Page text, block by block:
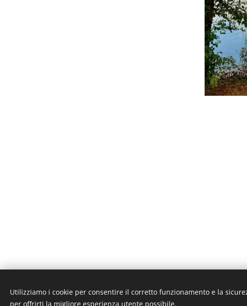
© 2025
Utilizziamo i cookie per consentire il corretto funzionamento e la
per offrirti la migliore esperienza utente possibile.